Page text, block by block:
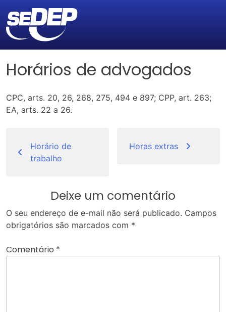
Horários de advogados
CPC, arts. 20, 26, 268, 275, 494 e 897; CPP, art. 263;
EA, arts. 22 a 26.
de
Post
Horário de
trabalho
Horas extras
Deixe um comentário
O seu endereço de e-mail não será publicado. Campos
obrigatórios são marcados com *
Comentário *